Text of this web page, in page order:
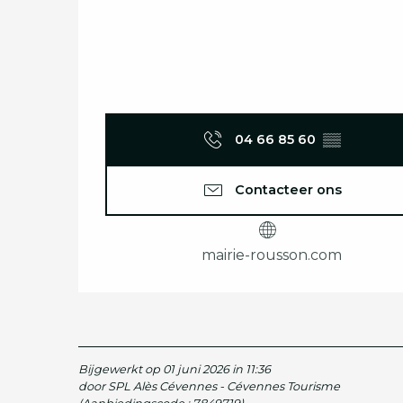
04 66 85 60 ▒▒
Contacteer ons
mairie-rousson.com
Bijgewerkt op 01 juni 2026 in 11:36
door SPL Alès Cévennes - Cévennes Tourisme